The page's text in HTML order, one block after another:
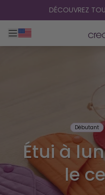
passer au contenuDÉCOUVREZ
Basculer la navigation
Débutant
Étui à
le